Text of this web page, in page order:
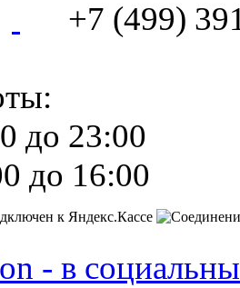
+7 (499)
до 23:00
до 16:00
- в